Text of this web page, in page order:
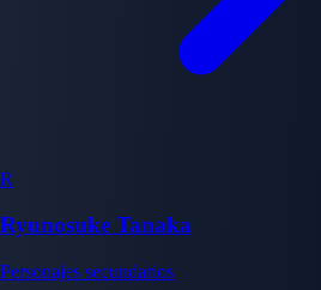
R
Ryunosuke Tanaka
Personajes secundarios